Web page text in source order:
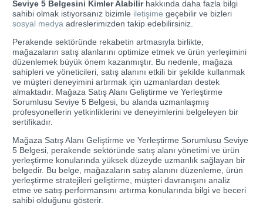
Seviye 5 Belgesini Kimler Alabilirhakkında daha fazla bilgi
sahibi olmak istiyorsanız bizimle iletişime geçebilir ve bizleri
sosyal medya adreslerimizden takip edebilirsiniz.
Perakende sektöründe rekabetin artmasıyla birlikte,
mağazaların satış alanlarını optimize etmek ve ürün yerleşimini
düzenlemek büyük önem kazanmıştır. Bu nedenle, mağaza
sahipleri ve yöneticileri, satış alanını etkili bir şekilde kullanmak
ve müşteri deneyimini artırmak için uzmanlardan destek
almaktadır. Mağaza Satış Alanı Geliştirme ve Yerleştirme
Sorumlusu Seviye 5 Belgesi, bu alanda uzmanlaşmış
profesyonellerin yetkinliklerini ve deneyimlerini belgeleyen bir
sertifikadır.
Mağaza Satış Alanı Geliştirme ve Yerleştirme Sorumlusu Seviye
5 Belgesi, perakende sektöründe satış alanı yönetimi ve ürün
yerleştirme konularında yüksek düzeyde uzmanlık sağlayan bir
belgedir. Bu belge, mağazaların satış alanını düzenleme, ürün
yerleştirme stratejileri geliştirme, müşteri davranışını analiz
etme ve satış performansını artırma konularında bilgi ve beceri
sahibi olduğunu gösterir.